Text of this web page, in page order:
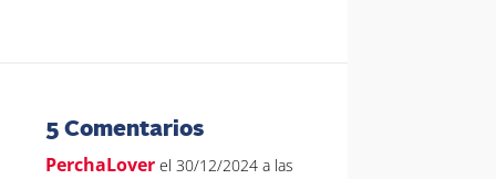
5 Comentarios
PerchaLover el 30/12/2024 a las